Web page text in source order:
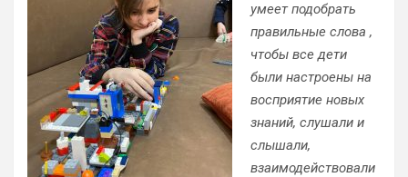
умеет подобрать
правильные слова ,
чтобы все дети
были настроены на
восприятие новых
знаний, слушали и
слышали,
взаимодействовали